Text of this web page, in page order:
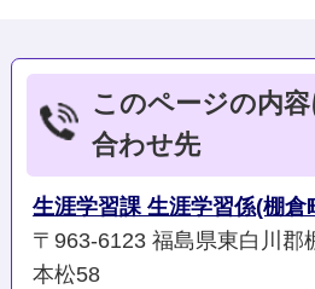
このページの内
合わせ先
生涯学習課 生涯学習係(棚倉
〒963-6123 福島県東白川郡
本松58